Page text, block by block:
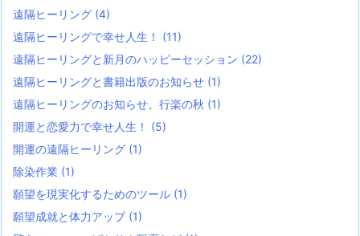
遠隔ヒーリング (4)
遠隔ヒーリングで幸せ人生！ (11)
遠隔ヒーリングと新月のハッピーセッション (22)
遠隔ヒーリングと書籍出版のお知らせ (1)
遠隔ヒーリングのお知らせ。行楽の秋 (1)
開運と恋愛力で幸せ人生！ (5)
開運の遠隔ヒーリング (1)
除染作業 (1)
願望を現実化するためのツール (1)
願望成就と体力アップ (1)